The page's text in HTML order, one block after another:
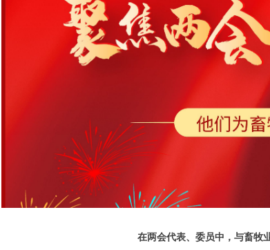
在两会代表、委员中，与畜牧